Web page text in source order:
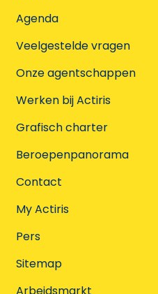
Agenda
Veelgestelde vragen
Onze agentschappen
Werken bij Actiris
Grafisch charter
Beroepenpanorama
Contact
My Actiris
Pers
Sitemap